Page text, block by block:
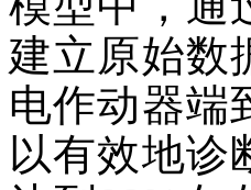
建立原始数
电作动器端
以有效地诊